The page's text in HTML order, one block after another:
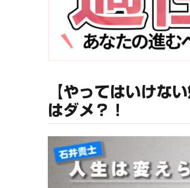
【やってはいけな
はダメ？！